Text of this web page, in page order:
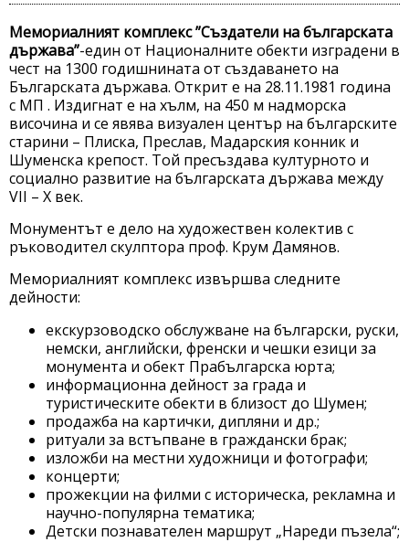
Мемориалният комплекс ”Създатели на българската
държава”-един от Националните обекти изградени в
чест на 1300 годишнината от създаването на
Българската държава. Открит е на 28.11.1981 година
с МП . Издигнат е на хълм, на 450 м надморска
височина и се явява визуален център на българските
старини – Плиска, Преслав, Мадарския конник и
Шуменска крепост. Той пресъздава културното и
социално развитие на българската държава между
VІІ – Х век.
Монументът е дело на художествен колектив с
ръководител скулптора проф. Крум Дамянов.
Мемориалният комплекс извършва следните
дейности:
екскурзоводско обслужване на български, руски,
немски, английски, френски и чешки езици за
монумента и обект Прабългарска юрта;
информационна дейност за града и
туристическите обекти в близост до Шумен;
продажба на картички, дипляни и др.;
ритуали за встъпване в граждански брак;
изложби на местни художници и фотографи;
концерти;
прожекции на филми с историческа, рекламна и
научно-популярна тематика;
Детски познавателен маршрут „Нареди пъзела“;